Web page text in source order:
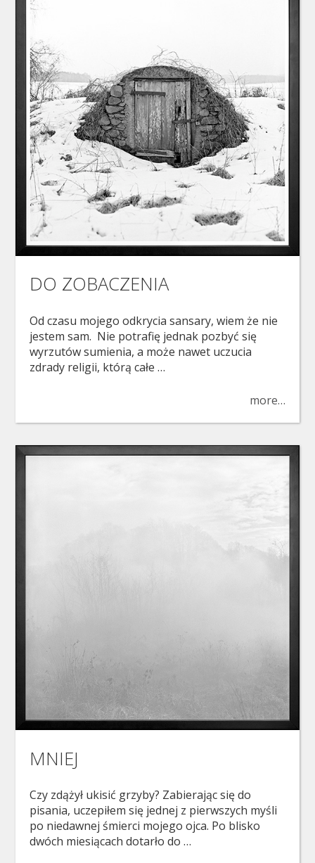
DO ZOBACZENIA
Od czasu mojego odkrycia sansary, wiem że nie
jestem sam. Nie potrafię jednak pozbyć się
wyrzutów sumienia, a może nawet uczucia
zdrady religii, którą całe …
more…
MNIEJ
Czy zdążył ukisić grzyby? Zabierając się do
pisania, uczepiłem się jednej z pierwszych myśli
po niedawnej śmierci mojego ojca. Po blisko
dwóch miesiącach dotarło do …